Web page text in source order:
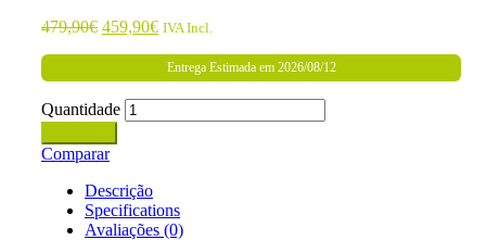
479,90€ 459,90€ IVA Incl.
Entrega Estimada em 2026/08/12
Quantidade
Comparar
Descrição
Specifications
Avaliações (0)